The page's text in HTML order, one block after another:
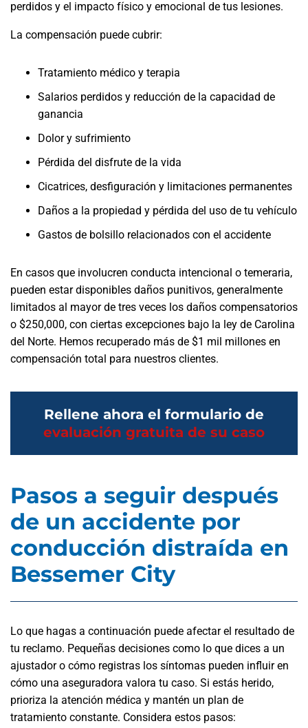
perdidos y el impacto físico y emocional de tus lesiones.
La compensación puede cubrir:
Tratamiento médico y terapia
Salarios perdidos y reducción de la capacidad de
ganancia
Dolor y sufrimiento
Pérdida del disfrute de la vida
Cicatrices, desfiguración y limitaciones permanentes
Daños a la propiedad y pérdida del uso de tu vehículo
Gastos de bolsillo relacionados con el accidente
En casos que involucren conducta intencional o temeraria,
pueden estar disponibles daños punitivos, generalmente
limitados al mayor de tres veces los daños compensatorios
o $250,000, con ciertas excepciones bajo la ley de Carolina
del Norte. Hemos recuperado más de $1 mil millones en
compensación total para nuestros clientes.
Rellene ahora el formulario de
evaluación gratuita de su caso
Pasos a seguir después
de un accidente por
conducción distraída en
Bessemer City
Lo que hagas a continuación puede afectar el resultado de
tu reclamo. Pequeñas decisiones como lo que dices a un
ajustador o cómo registras los síntomas pueden influir en
cómo una aseguradora valora tu caso. Si estás herido,
prioriza la atención médica y mantén un plan de
tratamiento constante. Considera estos pasos: